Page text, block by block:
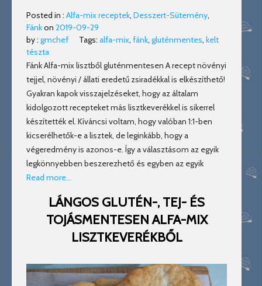
Posted in : Alfa-mix receptek, Desszert-Sütemény,
Fánkon 2019-09-29
by : gmchef Tags: alfa-mix, fánk, gluténmentes, kelt
tészta
Fánk Alfa-mix lisztből gluténmentesen A recept növényi
tejjel, növényi / állati eredetű zsiradékkal is elkészíthető!
Gyakran kapok visszajelzéseket, hogy az általam
kidolgozott recepteket más lisztkeverékkel is sikerrel
készítették el. Kíváncsi voltam, hogy valóban 1:1-ben
kicserélhetők-e a lisztek, de leginkább, hogy a
végeredmény is azonos-e. Így a választásom az egyik
legkönnyebben beszerezhető és egyben az egyik
Read more…
LÁNGOS GLUTÉN-, TEJ- ÉS
TOJÁSMENTESEN ALFA-MIX
LISZTKEVERÉKBŐL